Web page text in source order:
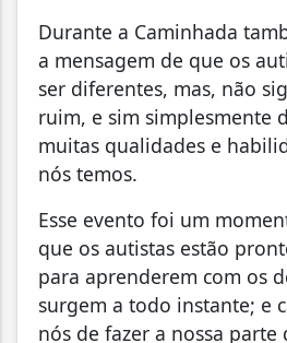
Durante a Caminhada
a mensagem de que os
ser diferentes, mas, não
ruim, e sim simplesmente
muitas qualidades e
nós temos.
Esse evento foi um
que os autistas estão
para aprenderem com os
surgem a todo instante; e
nós de fazer a nossa parte